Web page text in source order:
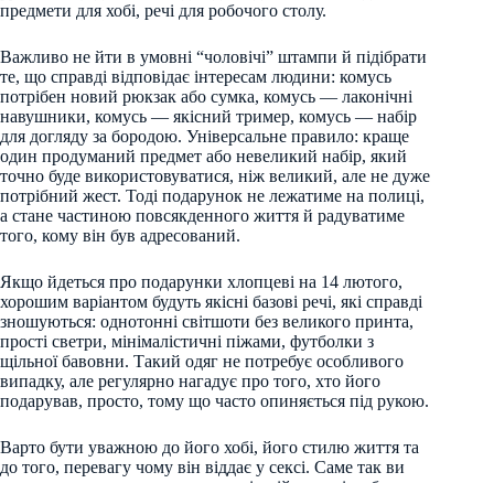
предмети для хобі, речі для робочого столу.
Важливо не йти в умовні “чоловічі” штампи й підібрати
те, що справді відповідає інтересам людини: комусь
потрібен новий рюкзак або сумка, комусь — лаконічні
навушники, комусь — якісний тример, комусь — набір
для догляду за бородою. Універсальне правило: краще
один продуманий предмет або невеликий набір, який
точно буде використовуватися, ніж великий, але не дуже
потрібний жест. Тоді подарунок не лежатиме на полиці,
а стане частиною повсякденного життя й радуватиме
того, кому він був адресований.
Якщо йдеться про подарунки хлопцеві на 14 лютого,
хорошим варіантом будуть якісні базові речі, які справді
зношуються: однотонні світшоти без великого принта,
прості светри, мінімалістичні піжами, футболки з
щільної бавовни. Такий одяг не потребує особливого
випадку, але регулярно нагадує про того, хто його
подарував, просто, тому що часто опиняється під рукою.
Варто бути уважною до його хобі, його стилю життя та
до того, перевагу чому він віддає у сексі. Саме так ви